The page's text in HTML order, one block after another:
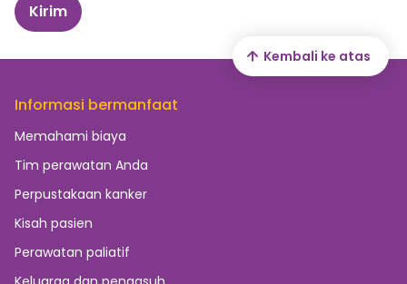
Kirim
Informasi bermanfaat
Memahami biaya
Tim perawatan Anda
Perpustakaan kanker
Kisah pasien
Perawatan paliatif
Kembali ke atas